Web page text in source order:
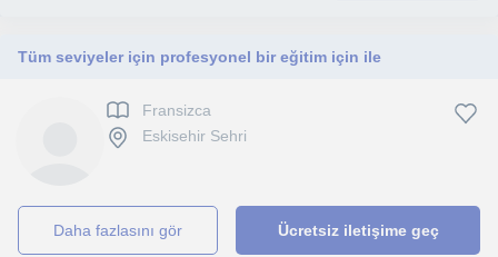
Tüm seviyeler için profesyonel bir eğitim için ile
Fransizca
Eskisehir Sehri
daha fazlasını gör Ücretsiz iletişime geç